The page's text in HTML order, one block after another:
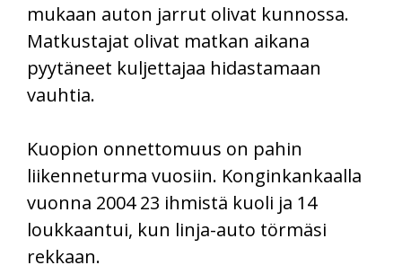
mukaan auton jarrut olivat kunnossa.
Matkustajat olivat matkan aikana
pyytäneet kuljettajaa hidastamaan
vauhtia.
Kuopion onnettomuus on pahin
liikenneturma vuosiin. Konginkankaalla
vuonna 2004 23 ihmistä kuoli ja 14
loukkaantui, kun linja-auto törmäsi
rekkaan.